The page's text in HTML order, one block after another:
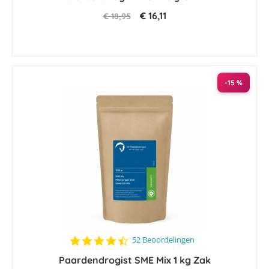
€ 18,95 € 16,11
-15 %
4.6
rating
52 Beoordelingen
Paardendrogist SME Mix 1 kg Zak